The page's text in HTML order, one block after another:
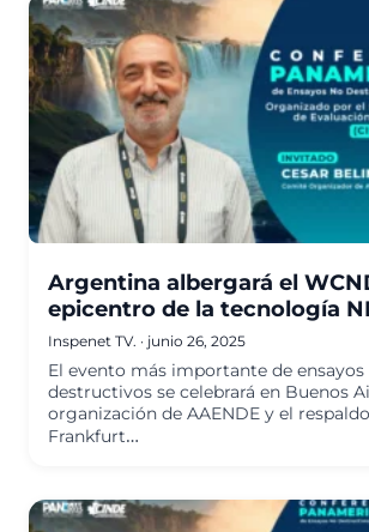
Argentina albergará el
epicentro de la tecnología
Inspenet TV. · junio 26, 2025
El evento más importante de ensayos
destructivos se celebrará en Buenos
organización de AAENDE y el
Frankfurt…